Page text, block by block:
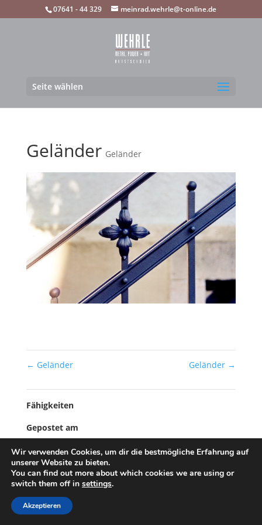
07641 - 44 329 meinrad.wehrle@t-online.de
Seite wählen
Geländer Geländer
← Geländer Geländer →
Fähigkeiten
Gepostet am
3. Februar 2019
© Designed bymyApp24 GmbH, Bad Kreuznach
Wir verwenden Cookies, um dir die bestmögliche Erfahrung auf
unserer Website zu bieten.
You can find out more about which cookies we are using or
switch them off in settings.
Akzeptieren